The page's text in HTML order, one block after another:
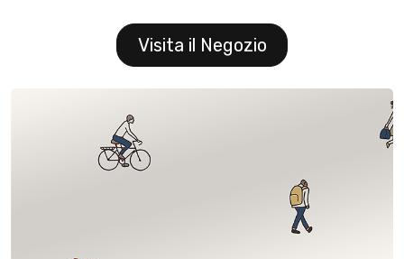
Visita il Negozio